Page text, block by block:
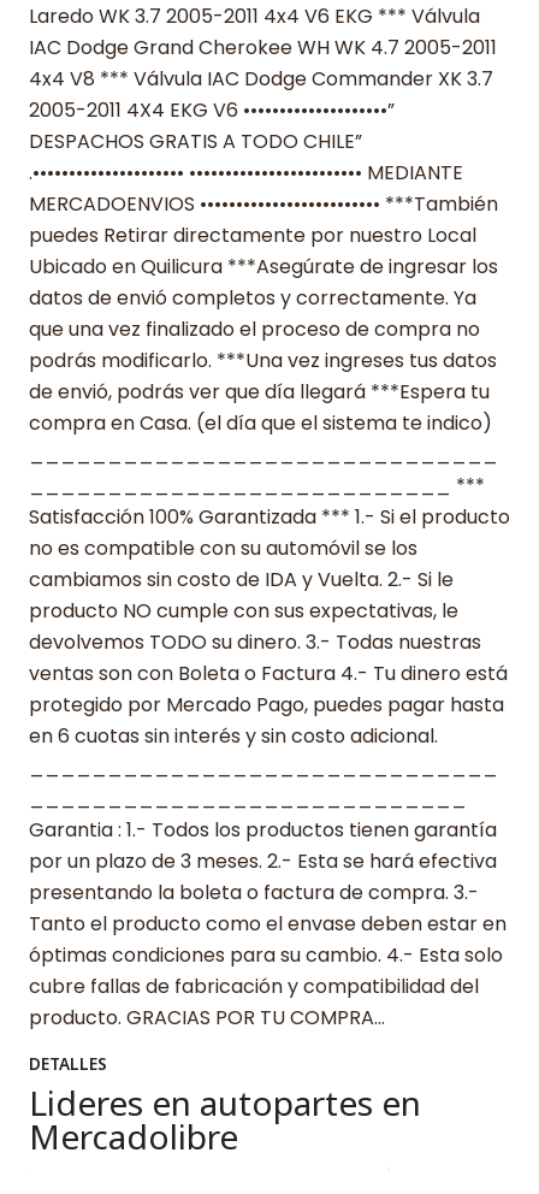
Laredo WK 3.7 2005-2011 4x4 V6 EKG *** Válvula
IAC Dodge Grand Cherokee WH WK 4.7 2005-2011
4x4 V8 *** Válvula IAC Dodge Commander XK 3.7
2005-2011 4X4 EKG V6 ••••••••••••••••••••”
DESPACHOS GRATIS A TODO CHILE”
.••••••••••••••••••••• •••••••••••••••••••••••• MEDIANTE
MERCADOENVIOS ••••••••••••••••••••••••• ***También
puedes Retirar directamente por nuestro Local
Ubicado en Quilicura ***Asegúrate de ingresar los
datos de envió completos y correctamente. Ya
que una vez finalizado el proceso de compra no
podrás modificarlo. ***Una vez ingreses tus datos
de envió, podrás ver que día llegará ***Espera tu
compra en Casa. (el día que el sistema te indico)
___________________________ ***
Satisfacción 100% Garantizada *** 1.- Si el producto
no es compatible con su automóvil se los
cambiamos sin costo de IDA y Vuelta. 2.- Si le
producto NO cumple con sus expectativas, le
devolvemos TODO su dinero. 3.- Todas nuestras
ventas son con Boleta o Factura 4.- Tu dinero está
protegido por Mercado Pago, puedes pagar hasta
en 6 cuotas sin interés y sin costo adicional.
Garantia : 1.- Todos los productos tienen garantía
por un plazo de 3 meses. 2.- Esta se hará efectiva
presentando la boleta o factura de compra. 3.-
Tanto el producto como el envase deben estar en
óptimas condiciones para su cambio. 4.- Esta solo
cubre fallas de fabricación y compatibilidad del
producto. GRACIAS POR TU COMPRA…
DETALLES
Lideres en autopartes en
Mercadolibre